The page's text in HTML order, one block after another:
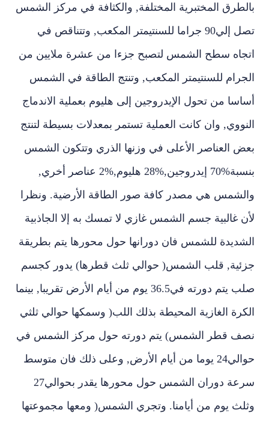
بالطرق المختبرية المختلفة‏,‏ والكثافة في مركز الشمس
تصل إلي‏90‏ جراما للسنتيمتر المكعب‏,‏ وتتناقص في
اتجاه سطح الشمس لتصبح جزءا من عشرة ملايين من
الجرام للسنتيمتر المكعب‏,‏ وتنتج الطاقة في الشمس
أساسا من تحول الإيدروجين إلى هليوم بعملية الاندماج
النووي‏,‏ وان كانت العملية تستمر بمعدلات بسيطة لتنتج
بعض العناصر الأعلى في وزنها الذري وتتكون الشمس
بنسبة‏70%‏ إيدروجين‏,28%‏ هليوم‏,2%‏ عناصر أخري‏,‏
والشمس هي مصدر كافة صور الطاقة الأرضية‏.‏ ونظرا
لأن غالبية جسم الشمس غازي لا تمسك به إلا الجاذبية
الشديدة للشمس فان دورانها حول محورها يتم بطريقة
جزئية‏,‏ قلب الشمس‏(‏ حوالي ثلث قطرها‏)‏ يدور كجسم
صلب يتم دورته في‏36.5‏ يوم من أيام الأرض تقريبا‏,‏ بينما
الكرة الغازية المحيطة بذلك اللب‏(‏ وسمكها حوالي ثلثي
نصف قطر الشمس‏)‏ يتم دورته حول مركز الشمس في
حوالي‏24‏ يوما من أيام الأرض‏,‏ وعلى ذلك فان متوسط
وثلث يوم من أيامنا‏.‏ وتجري الشمس‏(‏ ومعها مجموعتها